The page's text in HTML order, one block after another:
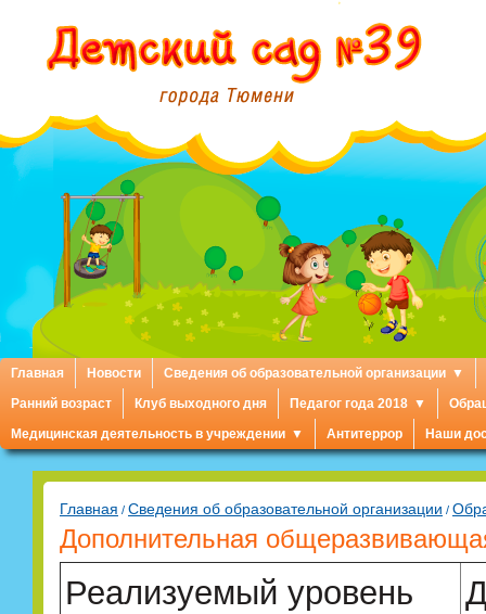
Главная Новости
Сведения об образовательной организации
Ранний возраст
Клуб выходного дня Педагог года 2018
Медицинская деятельность в учреждении
Антитеррор Наши
Главная / Сведения об образовательной организации /
Дополнительная
Реализуемый уровень